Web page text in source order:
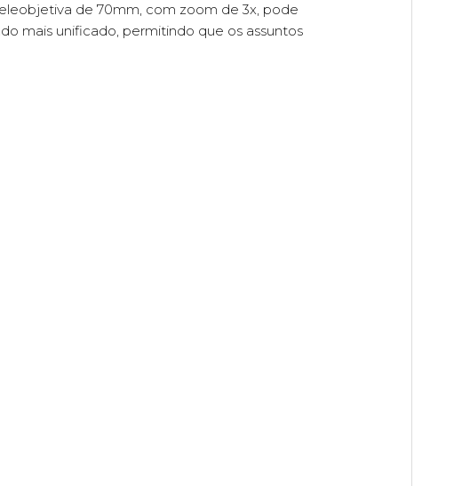
de 70mm, com zoom de 3x, pode
mais unificado, permitindo que os assuntos